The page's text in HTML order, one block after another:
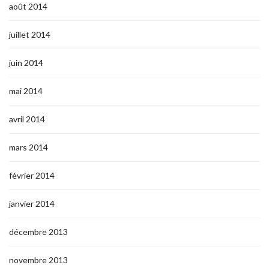
août 2014
juillet 2014
juin 2014
mai 2014
avril 2014
mars 2014
février 2014
janvier 2014
décembre 2013
novembre 2013